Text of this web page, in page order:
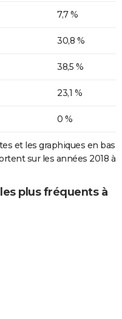
7,7 %
30,8 %
38,5 %
23,1 %
0 %
et les graphiques en bas
sur les années 2018 à
plus fréquents à